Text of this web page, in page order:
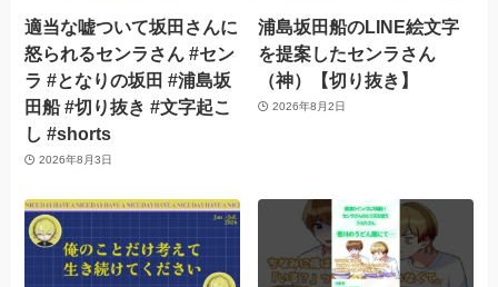
適当な嘘ついて坂田さんに
怒られるセンラさん #セン
ラ #となりの坂田 #浦島坂
田船 #切り抜き #文字起こ
し #shorts
2026年8月3日
浦島坂田船のLINE絵文字
を提案したセンラさん
（神）【切り抜き】
2026年8月2日